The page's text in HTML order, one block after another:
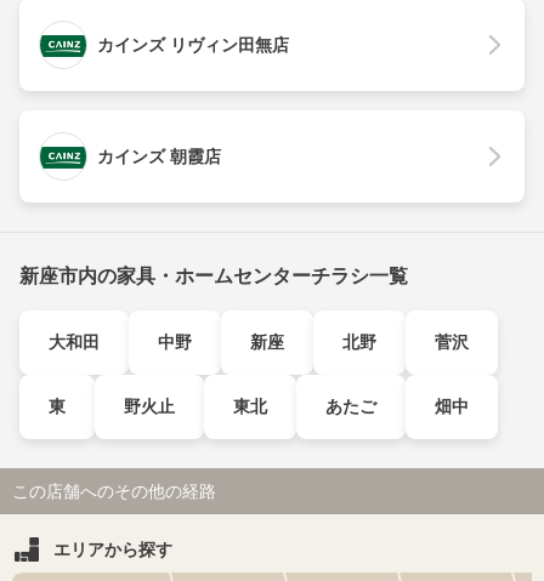
カインズ リヴィン田無店
カインズ 朝霞店
新座市内の家具・ホームセンターチラシ一覧
大和田 中野 新座 北野 菅沢
東 野火止 東北 あたご 畑中
この店舗へのその他の経路
エリアから探す